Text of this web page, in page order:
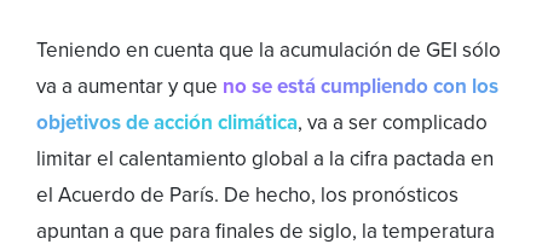
Teniendo en cuenta que la acumulación de GEI sólo
va a aumentar y que no se está cumpliendo con los
objetivos de acción climática, va a ser complicado
limitar el calentamiento global a la cifra pactada en
el Acuerdo de París. De hecho, los pronósticos
apuntan a que para finales de siglo, la temperatura